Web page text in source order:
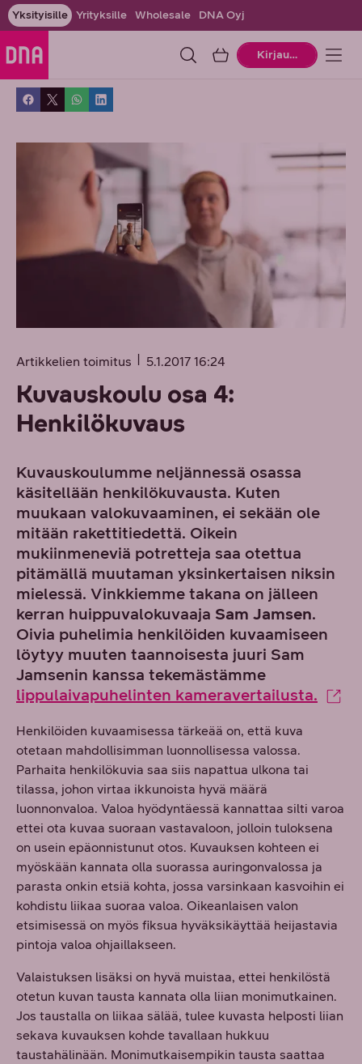
Yksityisille Yrityksille Wholesale DNA Oyj
OstoskoriKirjaudu
Artikkelien toimitus 5.1.2017 16:24
Kuvauskoulu osa 4:
Henkilökuvaus
Kuvauskoulumme neljännessä osassa
käsitellään henkilökuvausta. Kuten
muukaan valokuvaaminen, ei sekään ole
mitään rakettitiedettä. Oikein
mukiinmeneviä potretteja saa otettua
pitämällä muutaman yksinkertaisen niksin
mielessä. Vinkkiemme takana on jälleen
kerran huippuvalokuvaaja Sam Jamsen.
Oivia puhelimia henkilöiden kuvaamiseen
löytyy muuten taannoisesta juuri Sam
Jamsenin kanssa tekemästämme
lippulaivapuhelinten kameravertailusta.
Henkilöiden kuvaamisessa tärkeää on, että kuva
otetaan mahdollisimman luonnollisessa valossa.
Parhaita henkilökuvia saa siis napattua ulkona tai
tilassa, johon virtaa ikkunoista hyvä määrä
luonnonvaloa. Valoa hyödyntäessä kannattaa silti varoa
ettei ota kuvaa suoraan vastavaloon, jolloin tuloksena
on usein epäonnistunut otos. Kuvauksen kohteen ei
myöskään kannata olla suorassa auringonvalossa ja
parasta onkin etsiä kohta, jossa varsinkaan kasvoihin ei
kohdistu liikaa suoraa valoa. Oikeanlaisen valon
etsimisessä on myös fiksua hyväksikäyttää heijastavia
pintoja valoa ohjaillakseen.
Valaistuksen lisäksi on hyvä muistaa, ettei henkilöstä
otetun kuvan tausta kannata olla liian monimutkainen.
Jos taustalla on liikaa sälää, tulee kuvasta helposti liian
sekava kuvauksen kohde tavallaan hukkuu
taustahälinään. Monimutkaisempikin tausta saattaa